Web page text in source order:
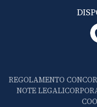
REGOLAMENTO
NOTE LEGALI